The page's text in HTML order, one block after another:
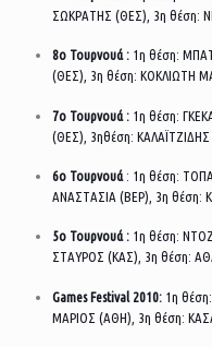
ΣΩΚΡΑΤΗΣ (ΘΕΣ), 3η θέση:
8ο Τουρνουά : 1η θέση:
(ΘΕΣ), 3η θέση: ΚΟΚΛΙΩΤΗ
7ο Τουρνουά : 1η θέση:
(ΘΕΣ), 3ηθέση:
6ο Τουρνουά: 1η θέση:
ΑΝΑΣΤΑΣΙΑ (ΒΕΡ), 3η θέση:
5ο Τουρνουά : 1η θέση:
ΣΤΑΥΡΟΣ (ΚΑΣ), 3η θέση:
Games Festival 2010: 1η
ΜΑΡΙΟΣ (ΑΘΗ), 3η θέση: